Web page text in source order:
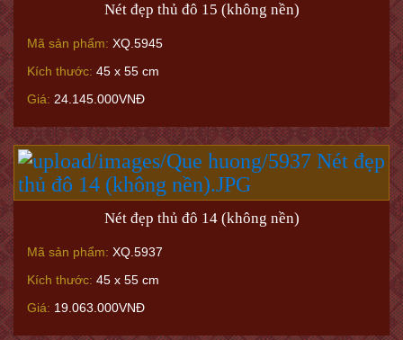
Nét đẹp thủ đô 15 (không nền)
Mã sản phẩm: XQ.5945
Kích thước: 45 x 55 cm
Giá: 24.145.000VNĐ
Nét đẹp thủ đô 14 (không nền)
Mã sản phẩm: XQ.5937
Kích thước: 45 x 55 cm
Giá: 19.063.000VNĐ